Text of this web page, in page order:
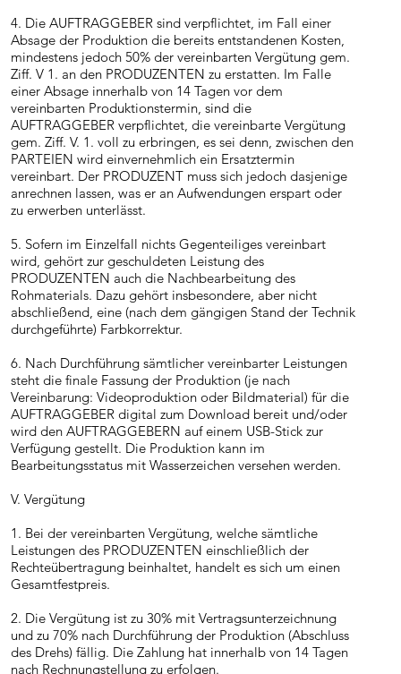
4. Die AUFTRAGGEBER sind verpflichtet, im Fall einer
Absage der Produktion die bereits entstandenen Kosten,
mindestens jedoch 50% der vereinbarten Vergütung gem.
Ziff. V 1. an den PRODUZENTEN zu erstatten. Im Falle
einer Absage innerhalb von 14 Tagen vor dem
vereinbarten Produktionstermin, sind die
AUFTRAGGEBER verpflichtet, die vereinbarte Vergütung
gem. Ziff. V. 1. voll zu erbringen, es sei denn, zwischen den
PARTEIEN wird einvernehmlich ein Ersatztermin
vereinbart. Der PRODUZENT muss sich jedoch dasjenige
anrechnen lassen, was er an Aufwendungen erspart oder
zu erwerben unterlässt.
5. Sofern im Einzelfall nichts Gegenteiliges vereinbart
wird, gehört zur geschuldeten Leistung des
PRODUZENTEN auch die Nachbearbeitung des
Rohmaterials. Dazu gehört insbesondere, aber nicht
abschließend, eine (nach dem gängigen Stand der Technik
durchgeführte) Farbkorrektur.
6. Nach Durchführung sämtlicher vereinbarter Leistungen
steht die finale Fassung der Produktion (je nach
Vereinbarung: Videoproduktion oder Bildmaterial) für die
AUFTRAGGEBER digital zum Download bereit und/oder
wird den AUFTRAGGEBERN auf einem USB-Stick zur
Verfügung gestellt. Die Produktion kann im
Bearbeitungsstatus mit Wasserzeichen versehen werden.
V. Vergütung
1. Bei der vereinbarten Vergütung, welche sämtliche
Leistungen des PRODUZENTEN einschließlich der
Rechteübertragung beinhaltet, handelt es sich um einen
Gesamtfestpreis.
2. Die Vergütung ist zu 30% mit Vertragsunterzeichnung
und zu 70% nach Durchführung der Produktion (Abschluss
des Drehs) fällig. Die Zahlung hat innerhalb von 14 Tagen
nach Rechnungstellung zu erfolgen.